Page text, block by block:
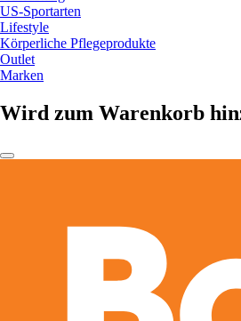
US-Sportarten
Lifestyle
Körperliche Pflegeprodukte
Outlet
Marken
Wird zum Warenkorb